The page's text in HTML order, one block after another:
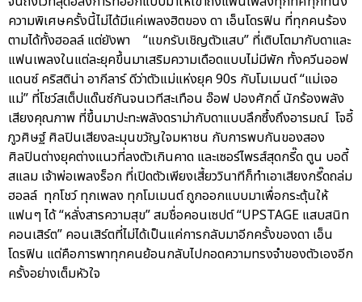
ความพิเศษครั้งนี้ไม่ได้มีแค่เพลงฮิตของ ดา เอ็นโดรฟิน ที่ทุกคนร้อง
ตามได้ทั้งฮอลล์ แต่ยังพา “แขกรับเชิญตัวแสบ” ที่เติบโตมากับดาและ
แฟนเพลงในแต่ละยุคขึ้นมาเสริมความเดือดแบบไม่มีพัก ทั้งควีนออฟ
แดนซ์ คริสติน่า อากีลาร์ ดีว่าตัวแม่แห่งยุค 90s กับโมเมนต์ “แม่เจอ
แม่” ที่โชว์สเต็ปแด๊นซ์กันจนเวทีสะเทือน อ๊อฟ ปองศักดิ์ นักร้องพลัง
เสียงคุณภาพ ที่ขึ้นมาปะทะพลังดราม่ากับดาแบบลึกซึ้งถึงอารมณ์ โจอี้
ภูวศิษฐ์ ศิลปินเสียงละมุนขวัญใจมหาชน กับการพบกันของสอง
ศิลปินต่างยุคต่างแนวที่ลงตัวเกินคาด และเซอร์ไพรส์สุดกรี๊ด ตูน บอดี้
สแลม เจ้าพ่อเพลงร็อก ที่เปิดตัวเพียงเสี้ยววินาทีก็ทำเอาเสียงกรี๊ดถล่ม
ฮอลล์ ทุกโชว์ ทุกเพลง ทุกโมเมนต์ ถูกออกแบบมาเพื่อกระตุ้นให้
แฟนๆ ได้ “หลั่งสารความสุข” สมชื่อคอนเซปต์ “UPSTAGE แสบสนิท
คอนเสิร์ต” คอนเสิร์ตที่ไม่ได้เป็นแค่การกลับมาอีกครั้งของดา เอ็น
โดรฟิน แต่คือการพาทุกคนย้อนกลับไปกอดความทรงจำของตัวเองอีก
ครั้งอย่างเต็มหัวใจ